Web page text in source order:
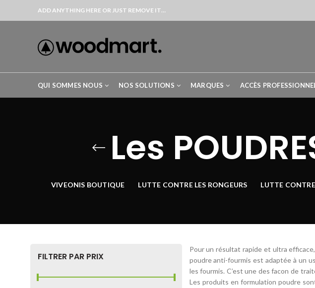
ADD ANYTHING HERE OR JUST REMOVE IT…
QUI SOMMES NOUS NOS SOLUTIONS MARQUES ACCÈS
Les
VIVEONIS BOUTIQUE LUTTE CONTRE LES RONGEURS LUTTE
FILTRER PAR PRIX
Pour un résultat rapide et ultra
poudre anti-fourmis est adaptée à un
les fourmis. C’est une des facon de
Les produits en formulation poudre